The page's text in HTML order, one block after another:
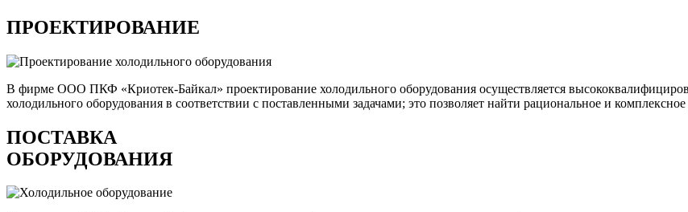
ПРОЕКТИРОВАНИЕ
В фирме ООО ПКФ «Криотек-Байкал» проектирование холодильного оборудования осуществляется
холодильного оборудования в соответствии с поставленными задачами; это позволяет найти рациональное и
ПОСТАВКА
ОБОРУДОВАНИЯ